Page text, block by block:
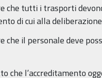
che tutti i trasporti
di cui alla
che il personale deve
che l’accreditamento